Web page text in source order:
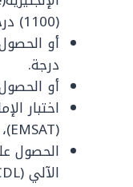
(1100) درجة.
درجة.
أو
اختبار
(EMSAT)، والحصول على (1250) درجة.
الحصول
الآلي (ICDL).